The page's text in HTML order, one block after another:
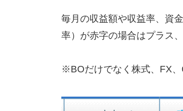
毎月の収益額や収益率、資
率）が赤字の場合はプラス
※BOだけでなく株式、FX、